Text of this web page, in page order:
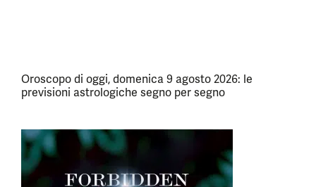
Oroscopo di oggi, domenica 9 agosto 2026: le
previsioni astrologiche segno per segno